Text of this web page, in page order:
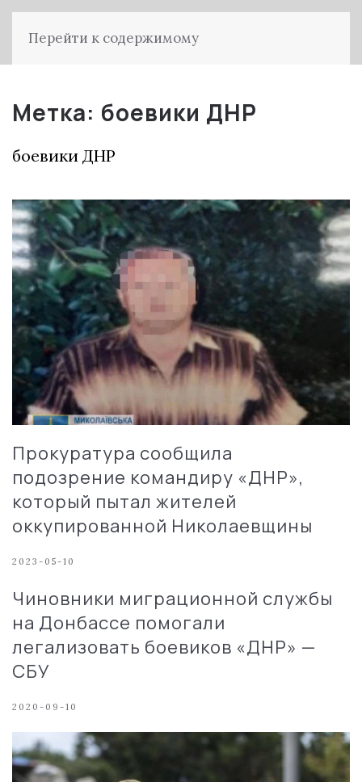
Перейти к содержимому
Метка: боевики ДНР
боевики ДНР
Прокуратура сообщила
подозрение командиру «ДНР»,
который пытал жителей
оккупированной Николаевщины
2023-05-10
Чиновники миграционной службы
на Донбассе помогали
легализовать боевиков «ДНР» —
СБУ
2020-09-10